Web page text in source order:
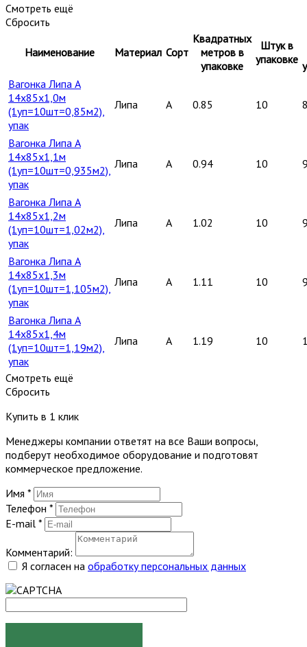
Смотреть ещё
Сбросить
Наименование Материал Сорт
Квадратных
метров в
упаковке
Штук в
упаковке
Вагонка Липа А
14х85х1,0м
(1уп=10шт=0,85м2),
упак
Липа A 0.85 10
Вагонка Липа А
14х85х1,1м
(1уп=10шт=0,935м2),
упак
Липа A 0.94 10
Вагонка Липа А
14х85х1,2м
(1уп=10шт=1,02м2),
упак
Липа A 1.02 10
Вагонка Липа А
14х85х1,3м
(1уп=10шт=1,105м2),
упак
Липа A 1.11 10
Вагонка Липа А
14х85х1,4м
(1уп=10шт=1,19м2),
упак
Липа A 1.19 10
Смотреть ещё
Сбросить
Купить в 1 клик
Менеджеры компании ответят на все Ваши вопросы,
подберут необходимое оборудование и подготовят
коммерческое предложение.
Имя *
Телефон *
E-mail *
Комментарий:
Я согласен на обработку персональных данных